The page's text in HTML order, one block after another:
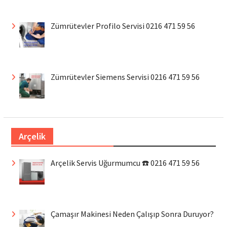
Zümrütevler Profilo Servisi 0216 471 59 56
Zümrütevler Siemens Servisi 0216 471 59 56
Arçelik
Arçelik Servis Uğurmumcu ☎️ 0216 471 59 56
Çamaşır Makinesi Neden Çalışıp Sonra Duruyor?